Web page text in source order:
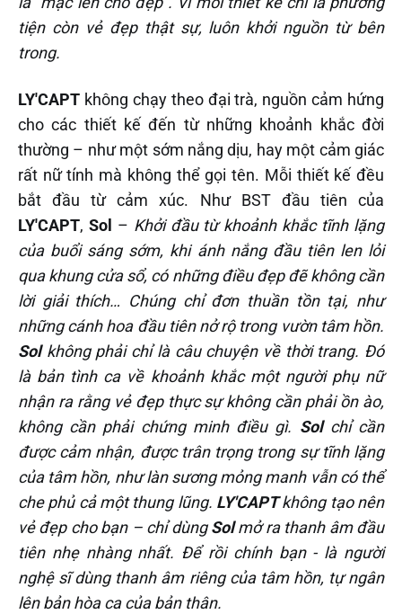
tiện còn vẻ đẹp thật sự, luôn khởi nguồn từ bên
trong.
LY'CAPT không chạy theo đại trà, nguồn cảm hứng
cho các thiết kế đến từ những khoảnh khắc đời
thường – như một sớm nắng dịu, hay một cảm giác
rất nữ tính mà không thể gọi tên. Mỗi thiết kế đều
bắt đầu từ cảm xúc. Như BST đầu tiên của
LY'CAPT, Sol – Khởi đầu từ khoảnh khắc tĩnh lặng
của buổi sáng sớm, khi ánh nắng đầu tiên len lỏi
qua khung cửa sổ, có những điều đẹp đẽ không cần
lời giải thích… Chúng chỉ đơn thuần tồn tại, như
những cánh hoa đầu tiên nở rộ trong vườn tâm hồn.
Solkhông phải chỉ là câu chuyện về thời trang. Đó
là bản tình ca về khoảnh khắc một người phụ nữ
nhận ra rằng vẻ đẹp thực sự không cần phải ồn ào,
không cần phải chứng minh điều gì. Solchỉ cần
được cảm nhận, được trân trọng trong sự tĩnh lặng
của tâm hồn, như làn sương mỏng manh vẫn có thể
che phủ cả một thung lũng. LY'CAPTkhông tạo nên
vẻ đẹp cho bạn – chỉ dùngSolmở ra thanh âm đầu
tiên nhẹ nhàng nhất. Để rồi chính bạn - là người
nghệ sĩ dùng thanh âm riêng của tâm hồn, tự ngân
lên bản hòa ca của bản thân.